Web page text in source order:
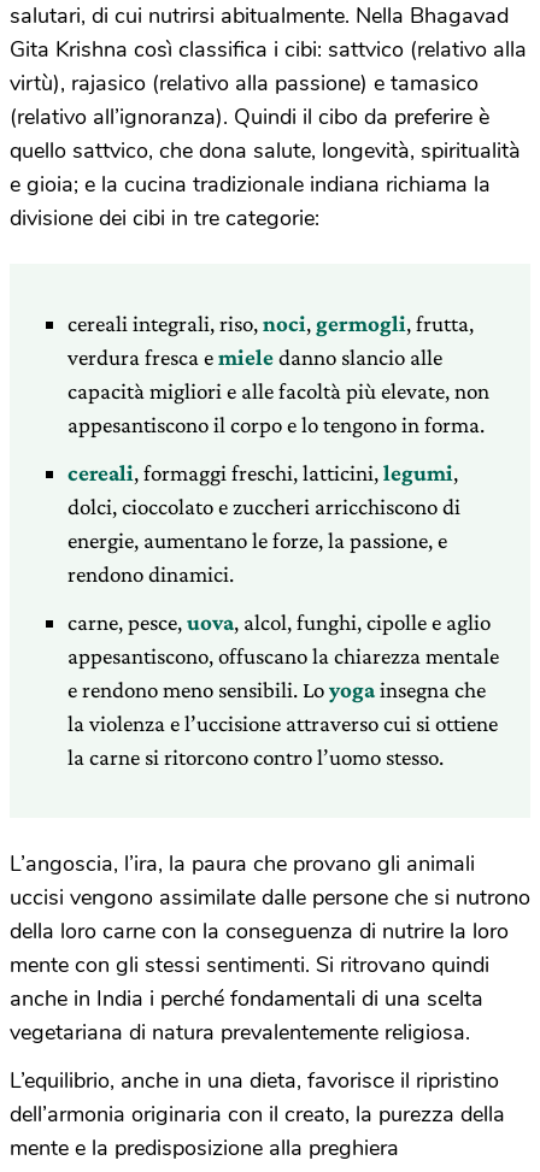
salutari, di cui nutrirsi abitualmente. Nella Bhagavad
Gita Krishna così classifica i cibi: sattvico (relativo alla
virtù), rajasico (relativo alla passione) e tamasico
(relativo all’ignoranza). Quindi il cibo da preferire è
quello sattvico, che dona salute, longevità, spiritualità
e gioia; e la cucina tradizionale indiana richiama la
divisione dei cibi in tre categorie:
cereali integrali, riso,noci,germogli, frutta,
verdura fresca emieledanno slancio alle
capacità migliori e alle facoltà più elevate, non
appesantiscono il corpo e lo tengono in forma.
cereali, formaggi freschi, latticini,legumi,
dolci, cioccolato e zuccheri arricchiscono di
energie, aumentano le forze, la passione, e
rendono dinamici.
carne, pesce,uova, alcol, funghi, cipolle e aglio
appesantiscono, offuscano la chiarezza mentale
e rendono meno sensibili. Loyogainsegna che
la violenza e l’uccisione attraverso cui si ottiene
la carne si ritorcono contro l’uomo stesso.
L’angoscia, l’ira, la paura che provano gli animali
uccisi vengono assimilate dalle persone che si nutrono
della loro carne con la conseguenza di nutrire la loro
mente con gli stessi sentimenti. Si ritrovano quindi
anche in India i perché fondamentali di una scelta
vegetariana di natura prevalentemente religiosa.
L’equilibrio, anche in una dieta, favorisce il ripristino
dell’armonia originaria con il creato, la purezza della
mente e la predisposizione alla preghiera